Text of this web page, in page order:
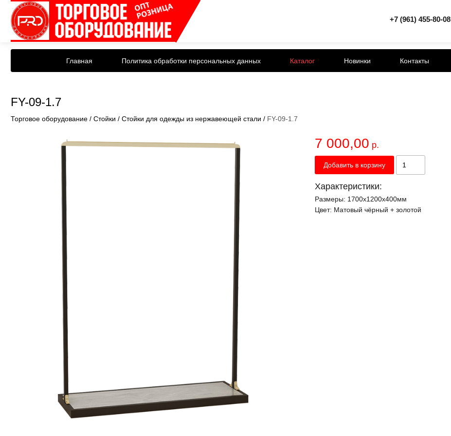
+7 (961) 455-80-08
Главная Политика обработки персональных данных Каталог Новинки Контакты
FY-09-1.7
Торговое оборудование / Стойки / Стойки для одежды из нержавеющей стали / FY-09-1.7
7 000,00 р.
Добавить в корзину
Характеристики:
Размеры: 1700х1200х400мм
Цвет: Матовый чёрный + золотой